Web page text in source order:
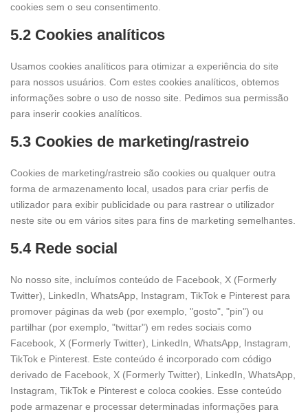
cookies sem o seu consentimento.
5.2 Cookies analíticos
Usamos cookies analíticos para otimizar a experiência do site
para nossos usuários. Com estes cookies analíticos, obtemos
informações sobre o uso de nosso site. Pedimos sua permissão
para inserir cookies analíticos.
5.3 Cookies de marketing/rastreio
Cookies de marketing/rastreio são cookies ou qualquer outra
forma de armazenamento local, usados para criar perfis de
utilizador para exibir publicidade ou para rastrear o utilizador
neste site ou em vários sites para fins de marketing semelhantes.
5.4 Rede social
No nosso site, incluímos conteúdo de Facebook, X (Formerly
Twitter), LinkedIn, WhatsApp, Instagram, TikTok e Pinterest para
promover páginas da web (por exemplo, "gosto", "pin") ou
partilhar (por exemplo, "twittar") em redes sociais como
Facebook, X (Formerly Twitter), LinkedIn, WhatsApp, Instagram,
TikTok e Pinterest. Este conteúdo é incorporado com código
derivado de Facebook, X (Formerly Twitter), LinkedIn, WhatsApp,
Instagram, TikTok e Pinterest e coloca cookies. Esse conteúdo
pode armazenar e processar determinadas informações para